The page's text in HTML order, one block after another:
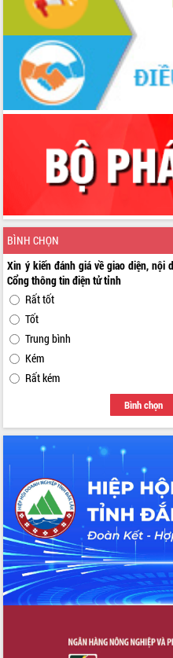
BÌNH CHỌN
Xin ý kiến đánh giá về giao diện, nội
Cổng thông tin điện tử tỉnh
Rất tốt
Tốt
Trung bình
Kém
Rất kém
Bình chọn